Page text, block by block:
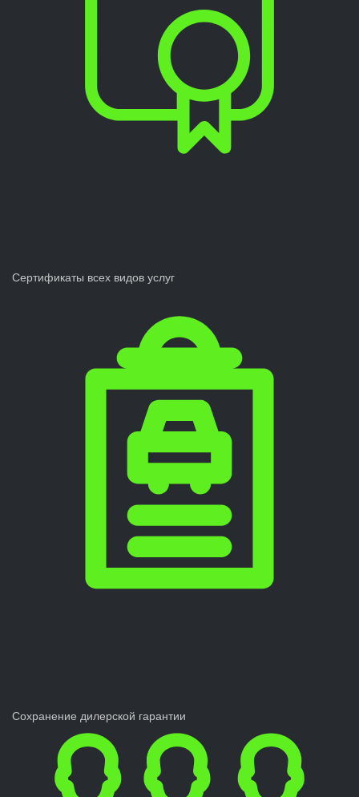
Сертификаты всех видов услуг
Сохранение дилерской гарантии